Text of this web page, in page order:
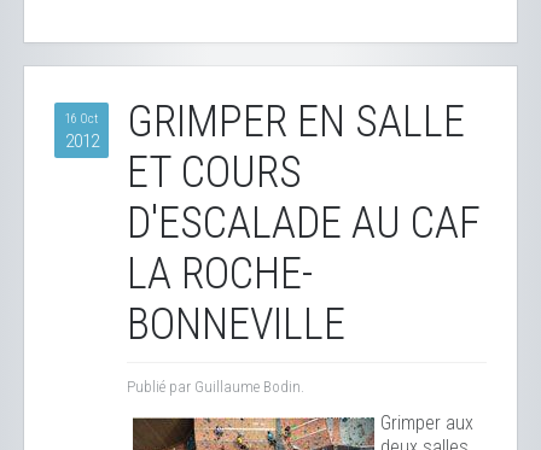
16 Oct
2012
GRIMPER EN SALLE
ET COURS
D'ESCALADE AU CAF
LA ROCHE-
BONNEVILLE
Publié par Guillaume Bodin.
Grimper aux